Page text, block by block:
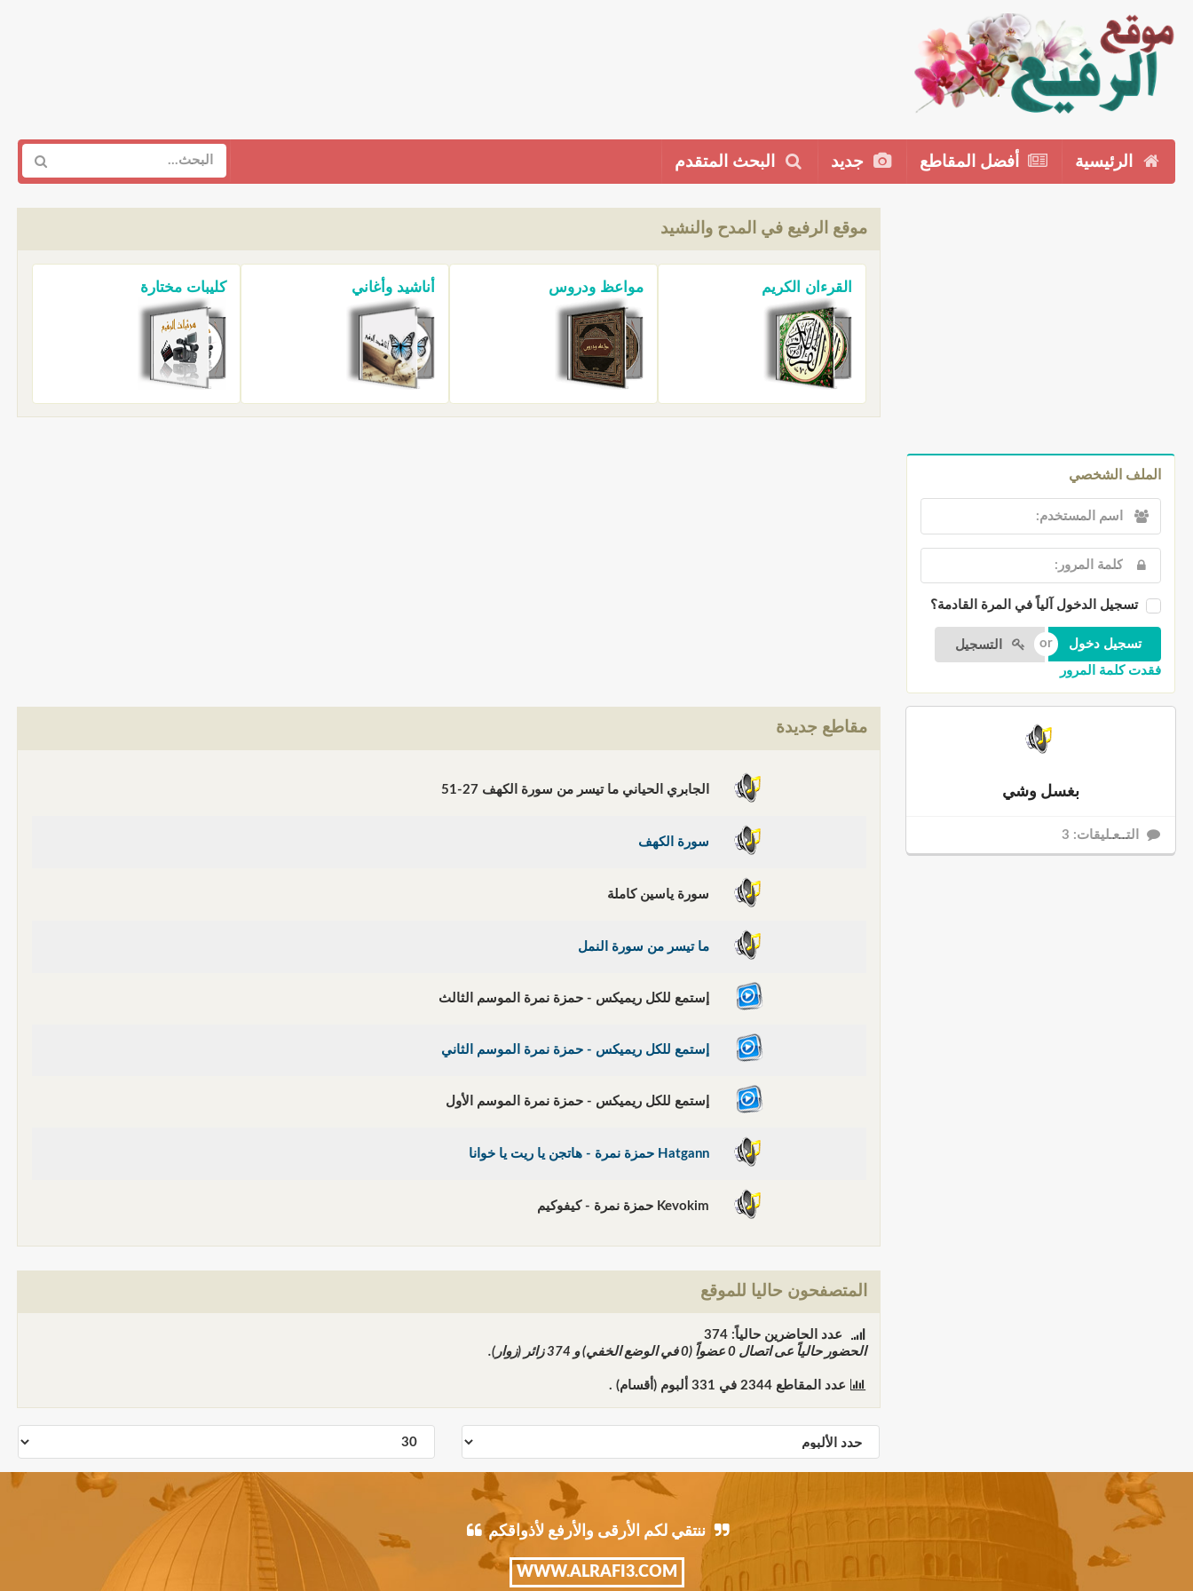
الرئيسية أفضل المقاطع جديد البحث المتقدم
الملف الشخصي
تسجيل الدخول آلياً في المرة القادمة؟
التسجيل
فقدت كلمة المرور
بغسل وشي
التــعـليقات: 3
موقع الرفيع في المدح والنشيد
القرءان الكريم مواعظ ودروس أناشيد وأغاني كليبات مختارة
مقاطع جديدة
الجابري الحياني ما تيسر من سورة الكهف 27-51
سورة الكهف
سورة ياسين كاملة
ما تيسر من سورة النمل
إستمع للكل ريميكس - حمزة نمرة الموسم الثالث
إستمع للكل ريميكس - حمزة نمرة الموسم الثاني
إستمع للكل ريميكس - حمزة نمرة الموسم الأول
Hatgann حمزة نمرة - هاتجن يا ريت يا خوانا
المتصفحون حاليا للموقع
عدد الحاضرين حالياً: 374
الحضور حالياً عى اتصال0 عضواً (0 في الوضع الخفي) و 374زائر (زوار).
عدد المقاطع 2344في 331ألبوم (أقسام) .
ننتقي لكم الأرقى والأرفع لأذواقكم
WWW.ALRAFI3.COM